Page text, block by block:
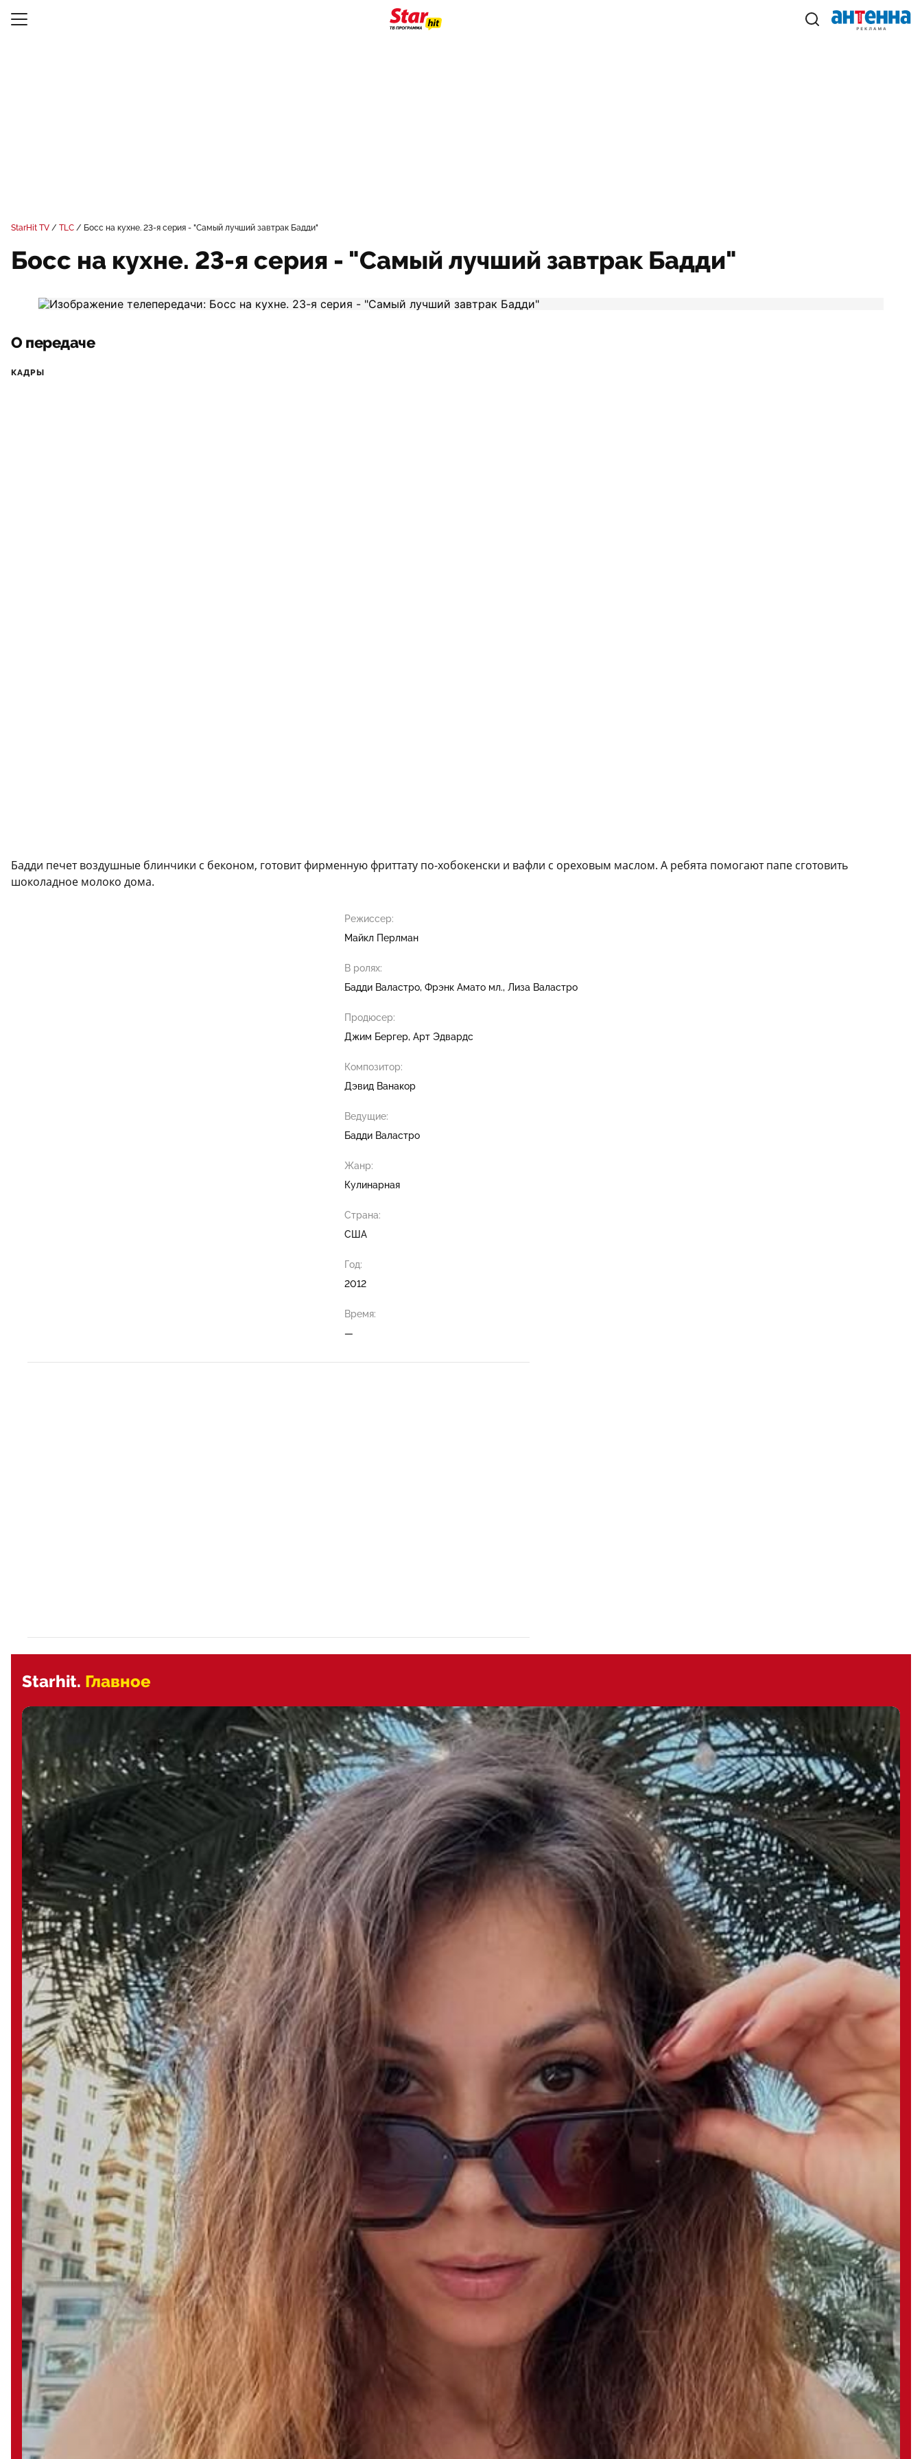
StarHit TV TLC Босс на кухне. 23-я серия - "Самый лучший завтрак Бадди"
Босс на кухне. 23-я серия - "Самый лучший завтрак Бадди"
О передаче
КАДРЫ
Бадди печет воздушные блинчики с беконом, готовит фирменную фриттату по-хобокенски и вафли с ореховым маслом. А ребята помогают папе сготовить
шоколадное молоко дома.
Режиссер:
Майкл Перлман
В ролях:
Бадди Валастро Фрэнк Амато мл. Лиза Валастро
Продюсер:
Джим Бергер Арт Эдвардс
Композитор:
Дэвид Ванакор
Ведущие:
Бадди Валастро
Жанр:
Кулинарная
Страна:
США
Год:
2012
Время:
—
Starhit. Главное